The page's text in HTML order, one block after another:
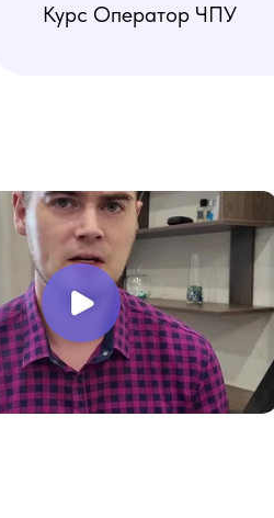
Курс Оператор ЧПУ